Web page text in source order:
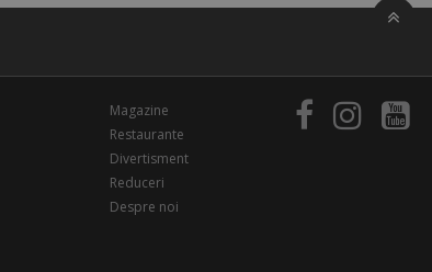
Magazine
Restaurante
Divertisment
Reduceri
Despre noi